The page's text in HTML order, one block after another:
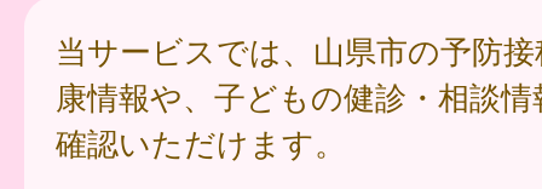
当サービスでは、山県市の予防
康情報や、子どもの健診・相談
確認いただけます。